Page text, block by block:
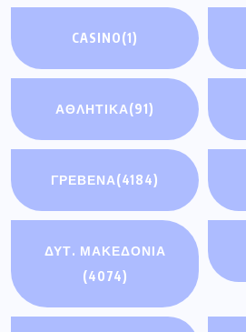
CASINO(1)
ΑΘΛΗΤΙΚΆ(91)
ΓΡΕΒΕΝΑ(4184)
ΔΥΤ. ΜΑΚΕΔΟΝΙΑ
(4074)